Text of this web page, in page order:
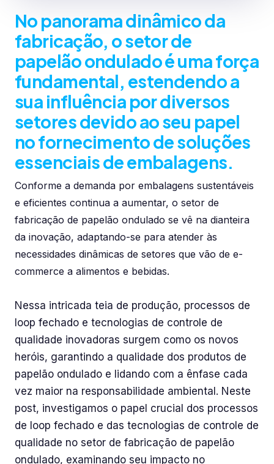
No panorama dinâmico da
fabricação, o setor de
papelão ondulado é uma força
fundamental, estendendo a
sua influência por diversos
setores devido ao seu papel
no fornecimento de soluções
essenciais de embalagens.
Conforme a demanda por embalagens sustentáveis
e eficientes continua a aumentar, o setor de
fabricação de papelão ondulado se vê na dianteira
da inovação, adaptando-se para atender às
necessidades dinâmicas de setores que vão de e-
commerce a alimentos e bebidas.
Nessa intricada teia de produção, processos de
loop fechado e tecnologias de controle de
qualidade inovadoras surgem como os novos
heróis, garantindo a qualidade dos produtos de
papelão ondulado e lidando com a ênfase cada
vez maior na responsabilidade ambiental. Neste
post, investigamos o papel crucial dos processos
de loop fechado e das tecnologias de controle de
qualidade no setor de fabricação de papelão
ondulado, examinando seu impacto no